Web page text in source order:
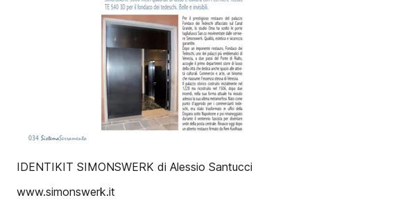
IDENTIKIT SIMONSWERK di Alessio Santucci
www.simonswerk.it